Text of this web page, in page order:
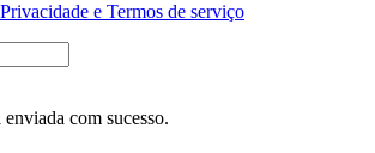
e Termos de serviço
com sucesso.